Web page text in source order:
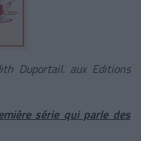
Duportail. aux Editions
série qui parle des